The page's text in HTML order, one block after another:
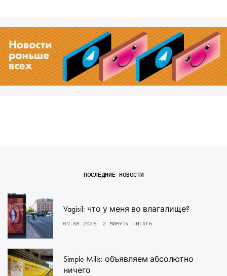
ПОСЛЕДНИЕ НОВОСТИ
Vagisil: что у меня во влагалище?
07.08.2026 2 МИНУТЫ ЧИТАТЬ
Simple Mills: объявляем абсолютно
ничего